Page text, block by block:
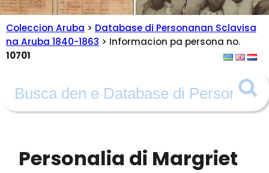
Coleccion Aruba > Database di Personanan Sclavisa
na Aruba 1840-1863 > Informacion pa persona no.
10701
Personalia di Margriet